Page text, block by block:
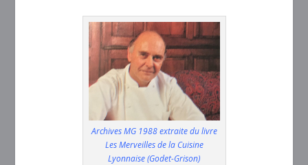
Archives MG 1988 extraite du livre
Les Merveilles de la Cuisine
Lyonnaise (Godet-Grison)